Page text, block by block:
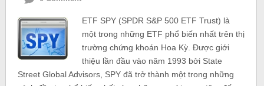
ETF SPY (SPDR S&P 500 ETF Trust) là
một trong những ETF phổ biến nhất trên thị
trường chứng khoán Hoa Kỳ. Được giới
thiệu lần đầu vào năm 1993 bởi State
Street Global Advisors, SPY đã trở thành một trong những